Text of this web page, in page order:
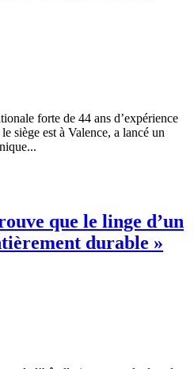
forte de 44 ans d’expérience
siège est à Valence, a lancé un
que le linge d’un
durable »